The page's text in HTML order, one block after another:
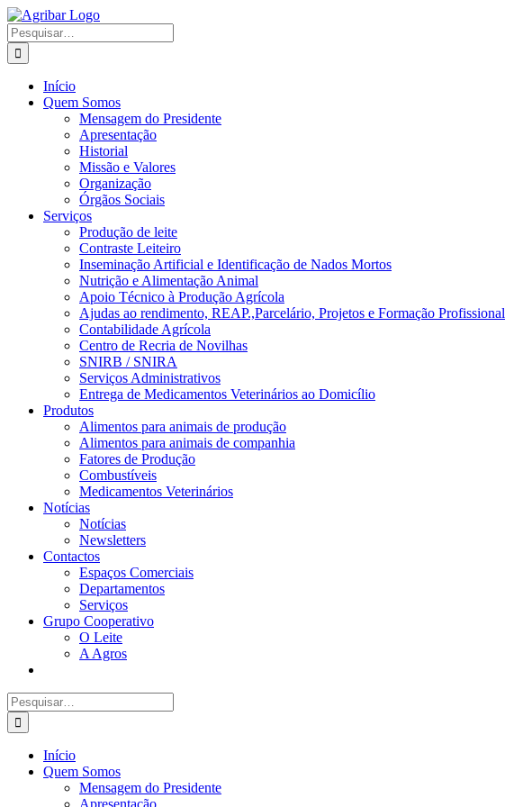
Skip
to
content
Search
for:
Início
Quem Somos
Mensagem do Presidente
Apresentação
Historial
Missão e Valores
Organização
Órgãos Sociais
Serviços
Produção de leite
Contraste Leiteiro
Inseminação Artificial e Identificação de Nados Mortos
Nutrição e Alimentação Animal
Apoio Técnico à Produção Agrícola
Ajudas ao rendimento, REAP.,Parcelário, Projetos e Formação Profissional
Contabilidade Agrícola
Centro de Recria de Novilhas
SNIRB / SNIRA
Serviços Administrativos
Entrega de Medicamentos Veterinários ao Domicílio
Produtos
Alimentos para animais de produção
Alimentos para animais de companhia
Fatores de Produção
Combustíveis
Medicamentos Veterinários
Notícias
Notícias
Newsletters
Contactos
Espaços Comerciais
Departamentos
Serviços
Grupo Cooperativo
O Leite
A Agros
Search
for:
Início
Quem Somos
Mensagem do Presidente
Apresentação